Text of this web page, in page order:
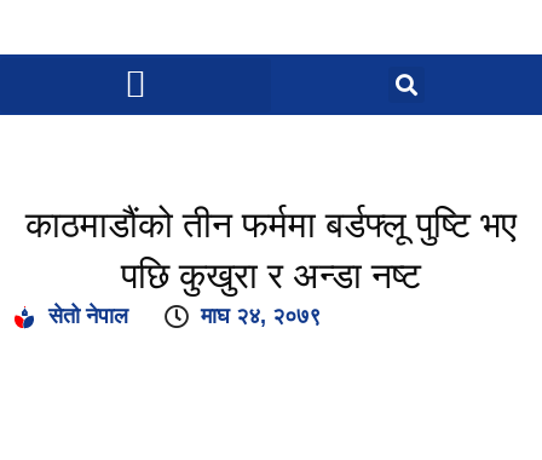
काठमाडौंको तीन फर्ममा बर्डफ्लू पुष्टि भए
पछि कुखुरा र अन्डा नष्ट
सेतो नेपाल माघ २४, २०७९